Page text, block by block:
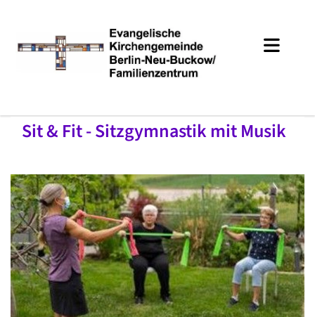
Sit & Fit - Sitzgymnastik mit Musik